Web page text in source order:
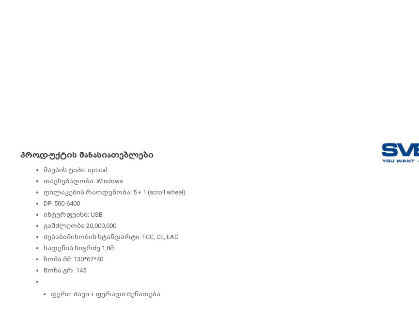
პროდუქტის მახასიათებლები
მაუსის ტიპი: optical
თავსებადობა: Windows
ღილაკების რაოდენობა: 5 + 1 (scroll wheel)
DPI 500-6400
ინტერფეისი: USB
გამძლეობა 20,000,000
შესაბამისობის სტანდარტი: FCC, CE, ЕАС
სადენის სიგრძე 1,8მ
ზომა მმ: 130*67*40
წონა გრ: 145
ფერი: შავი + ფერადი შენათება